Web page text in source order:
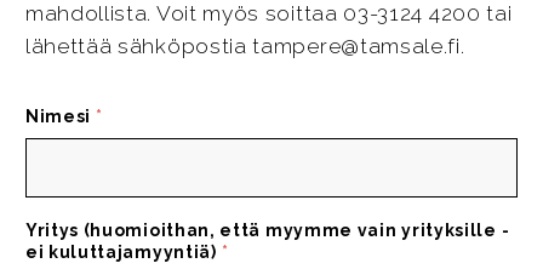
mahdollista. Voit myös soittaa 03-3124 4200 tai
lähettää sähköpostia tampere@tamsale.fi.
Nimesi *
Yritys (huomioithan, että myymme vain yrityksille -
ei kuluttajamyyntiä) *